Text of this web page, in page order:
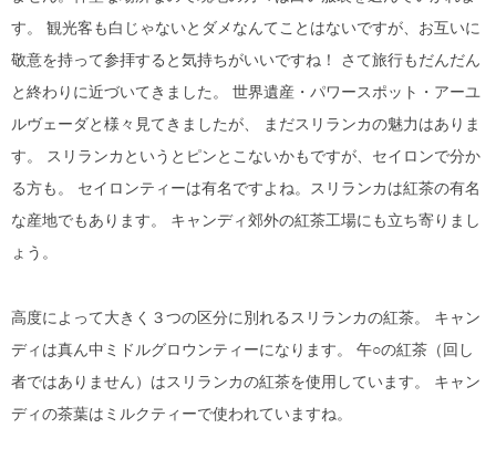
す。 観光客も白じゃないとダメなんてことはないですが、お互いに
敬意を持って参拝すると気持ちがいいですね！ さて旅行もだんだん
と終わりに近づいてきました。 世界遺産・パワースポット・アーユ
ルヴェーダと様々見てきましたが、 まだスリランカの魅力はありま
す。 スリランカというとピンとこないかもですが、セイロンで分か
る方も。 セイロンティーは有名ですよね。スリランカは紅茶の有名
な産地でもあります。 キャンディ郊外の紅茶工場にも立ち寄りまし
ょう。
高度によって大きく３つの区分に別れるスリランカの紅茶。 キャン
ディは真ん中ミドルグロウンティーになります。 午○の紅茶（回し
者ではありません）はスリランカの紅茶を使用しています。 キャン
ディの茶葉はミルクティーで使われていますね。